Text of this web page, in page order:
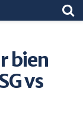
bien
vs